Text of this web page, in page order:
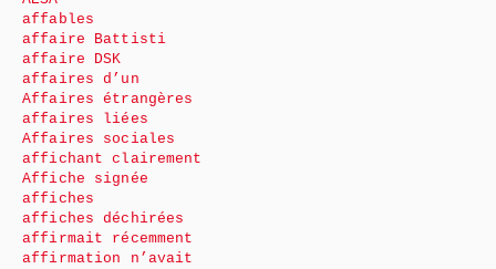
affables
affaire Battisti
affaire DSK
affaires d’un
Affaires étrangères
affaires liées
Affaires sociales
affichant clairement
Affiche signée
affiches
affiches déchirées
affirmait récemment
affirmation n’avait